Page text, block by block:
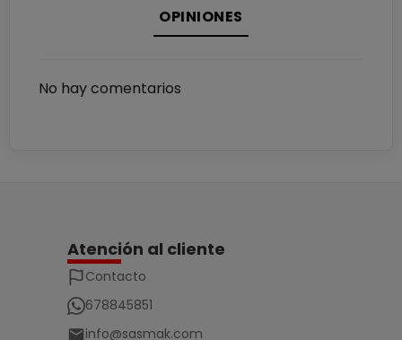
OPINIONES
No hay comentarios
Atención al cliente
Contacto
678845851
info@sasmak.com